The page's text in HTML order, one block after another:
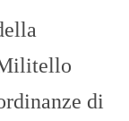
di